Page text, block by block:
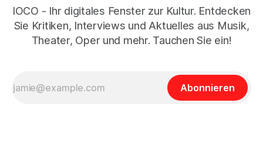
IOCO - Ihr digitales Fenster zur Kultur. Entdecken
Sie Kritiken, Interviews und Aktuelles aus Musik,
Theater, Oper und mehr. Tauchen Sie ein!
Abonnieren